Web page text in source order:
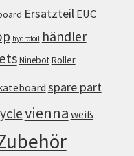
Ersatzteil EUC
hydrofoil händler
NinebotRoller
spare part
vienna weiß